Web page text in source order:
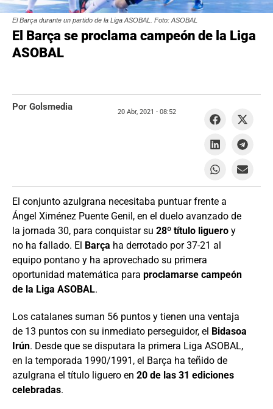
El Barça durante un partido de la Liga ASOBAL. Foto: ASOBAL
El Barça se proclama campeón de la Liga
ASOBAL
El conjunto azulgrana necesitaba puntuar frente a
Ángel Ximénez Puente Genil, en el duelo avanzado de
la jornada 30, para conquistar su 28º título liguero y
no ha fallado. El Barça ha derrotado por 37-21 al
equipo pontano y ha aprovechado su primera
oportunidad matemática para proclamarse campeón
de la Liga ASOBAL.
Los catalanes suman 56 puntos y tienen una ventaja
de 13 puntos con su inmediato perseguidor, el Bidasoa
Irún. Desde que se disputara la primera Liga ASOBAL,
en la temporada 1990/1991, el Barça ha teñido de
azulgrana el título liguero en 20 de las 31 ediciones
celebradas.
Por Golsmedia 20 Abr, 2021 - 08:52